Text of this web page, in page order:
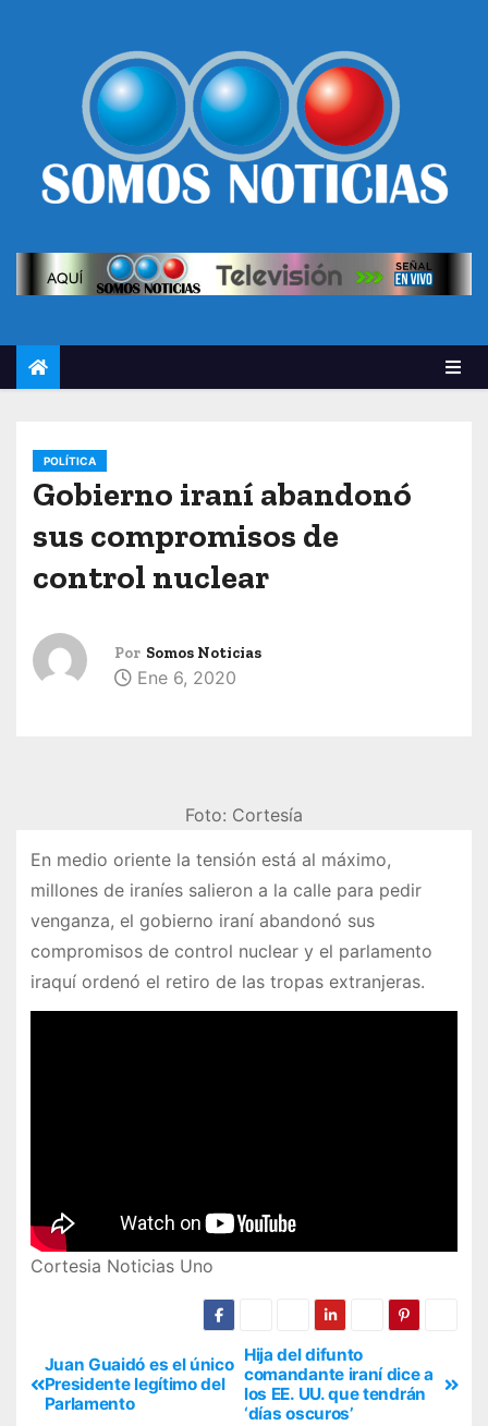
POLÍTICA
Gobierno iraní abandonó
sus compromisos de
control nuclear
Por Somos Noticias
Ene 6, 2020
Foto: Cortesía
En medio oriente la tensión está al máximo,
millones de iraníes salieron a la calle para pedir
venganza, el gobierno iraní abandonó sus
compromisos de control nuclear y el parlamento
iraquí ordenó el retiro de las tropas extranjeras.
Cortesia Noticias Uno
Hija del difunto
comandante iraní dice a
los EE. UU. que tendrán
‘días oscuros’
Juan Guaidó es el único
Presidente legítimo del
Parlamento